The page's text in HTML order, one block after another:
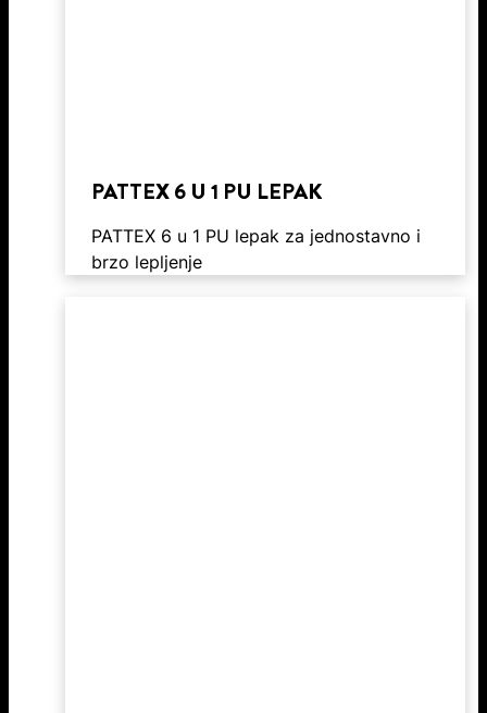
PATTEX 6 U 1 PU LEPAK
PATTEX 6 u 1 PU lepak za jednostavno i
brzo lepljenje